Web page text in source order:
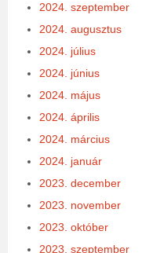
2024. szeptember
2024. augusztus
2024. július
2024. június
2024. május
2024. április
2024. március
2024. január
2023. december
2023. november
2023. október
2023. szeptember